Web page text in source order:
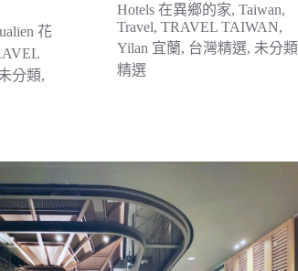
花
分類,
Hotels 在異鄉的家, Taiwan,
Travel, TRAVEL TAIWAN,
Yilan 宜蘭, 台灣精選, 未分類
精選